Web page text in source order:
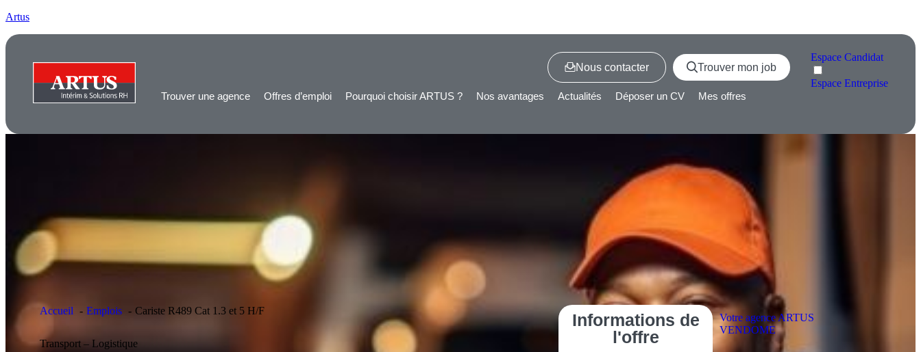
Artus
Nous contacter Trouver mon job
EspaceCandidat
EspaceEntreprise
Trouver une agence
Offres d’emploi Pourquoi choisir ARTUS ? Nos avantages Actualités Déposer un CV Mes offres
Accueil Emplois Cariste R489 Cat 1.3 et 5 H/F
Transport – Logistique
Informations de
l'offre
Votre agence ARTUS
VENDOME